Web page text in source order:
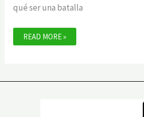
qué ser una batalla
CÓMO
LUCHAR
READ MORE »